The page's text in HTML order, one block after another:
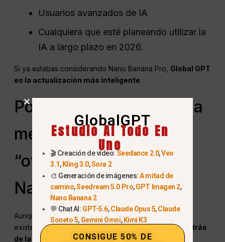
Usuarios avanzados de IA
Cualquiera que esté planeando utilizar la
IA a largo plazo en 2026.
Si ya estabas considerando Nano Banana Pro, Global GPT
es la actualización más inteligente.
Por qué Global GPT es la
mejor alternativa a la
“oferta de Año Nuevo
Nano Banana Pro”.
Aunque la palabra clave implica un descuento que no
existe,
Global GPT cumple con la intención real detrás
de la búsqueda.
GlobalGPT
Estudio AI Todo En
Uno
🎬 Creación de vídeo: Seedance 2.0,Veo
3.1, Kling 3.0,Sora 2
🎨 Generación de imágenes:A mitad de
camino,Seedream 5.0 Pro,GPT Imagen 2,
Nano Banana 2
💬 Chat AI: GPT-5.6,Claude Opus 5,Claude
Soneto 5, Gemini Omni, Kimi K3
CONSIGUE 50% DE